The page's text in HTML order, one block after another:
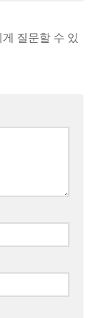
질문할 수 있